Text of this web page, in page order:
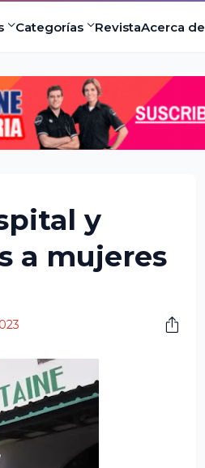
Categorías RevistaAcerca de
y
a mujeres